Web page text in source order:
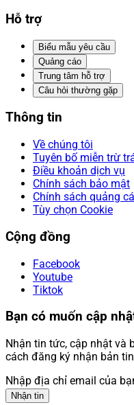
Hỗ trợ
Biểu mẫu yêu cầu
Quảng cáo
Trung tâm hỗ trợ
Câu hỏi thường gặp
Thông tin
Về chúng tôi
Tuyên bố miễn trừ
Điều khoản dịch vụ
Chính sách bảo mật
Chính sách quảng
Tùy chọn Cookie
Cộng đồng
Facebook
Youtube
Tiktok
Bạn có muốn cập
Nhận tin tức, cập nhật và
cách đăng ký nhận bản
Nhập địa chỉ email của
Nhận tin